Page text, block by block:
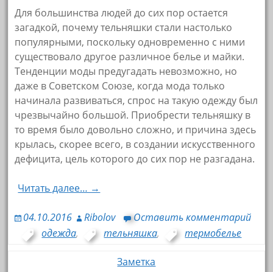
Для большинства людей до сих пор остается
загадкой, почему тельняшки стали настолько
популярными, поскольку одновременно с ними
существовало другое различное белье и майки.
Тенденции моды предугадать невозможно, но
даже в Советском Союзе, когда мода только
начинала развиваться, спрос на такую одежду был
чрезвычайно большой. Приобрести тельняшку в
то время было довольно сложно, и причина здесь
крылась, скорее всего, в создании искусственного
дефицита, цель которого до сих пор не разгадана.
Читать далее… →
04.10.2016 Ribolov
Оставить комментарий
одежда, тельняшка, термобелье
Заметка